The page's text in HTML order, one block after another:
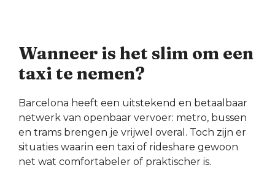
Wanneer is het slim om een
taxi te nemen?
Barcelona heeft een uitstekend en betaalbaar
netwerk van openbaar vervoer: metro, bussen
en trams brengen je vrijwel overal. Toch zijn er
situaties waarin een taxi of rideshare gewoon
net wat comfortabeler of praktischer is.